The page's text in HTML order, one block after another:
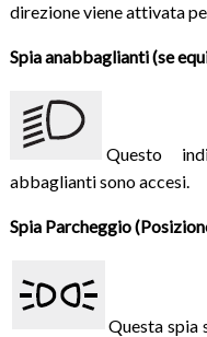
direzione viene attivata
Spia anabbaglianti (se
Questo
abbaglianti sono accesi.
Spia Parcheggio
Questa spia